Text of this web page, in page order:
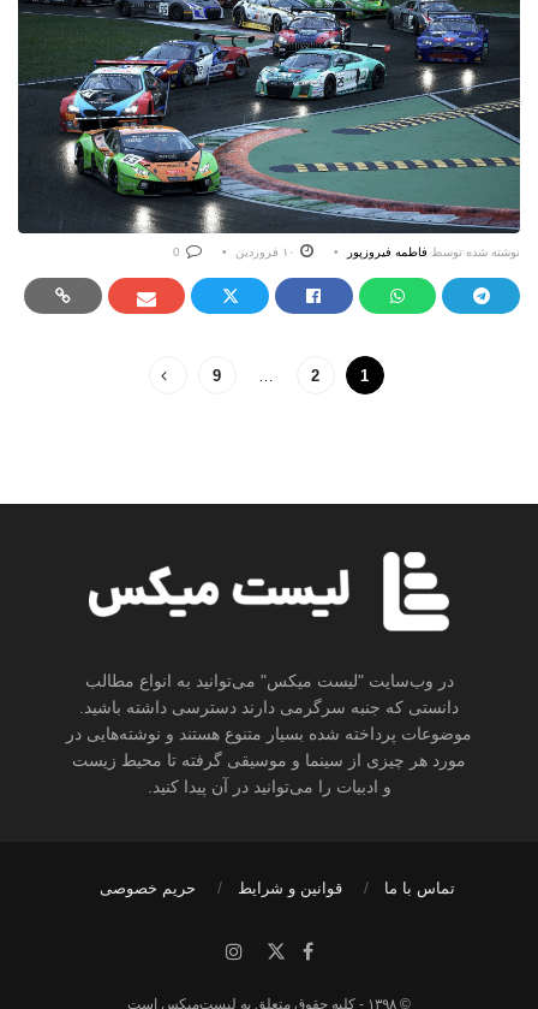
نوشته شده توسط فاطمه فیروزپور
1
2
9
در وب‌سایت "لیست میکس" می‌توانید به انواع مطالب
دانستی که جنبه سرگرمی دارند دسترسی داشته باشید.
موضوعات پرداخته شده بسیار متنوع هستند و نوشته‌هایی در
مورد هر چیزی از سینما و موسیقی گرفته تا محیط زیست
و ادبیات را می‌توانید در آن پیدا کنید.
تماس با ما قوانین و شرایط حریم خصوصی
© ۱۳۹۸ - کلیه حقوق متعلق به لیست‌میکس است